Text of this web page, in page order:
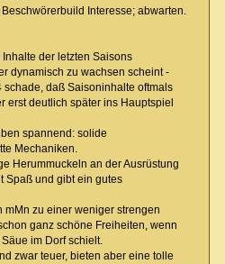
Interesse; abwarten.
der letzten Saisons
dynamisch zu wachsen scheint -
daß Saisoninhalte oftmals
erst deutlich später ins Hauptspiel
spannend: solide
Mechaniken.
Herummuckeln an der Ausrüstung
Spaß und gibt ein gutes
zu einer weniger strengen
ganz schöne Freiheiten, wenn
im Dorf schielt.
zwar teuer, bieten aber eine tolle